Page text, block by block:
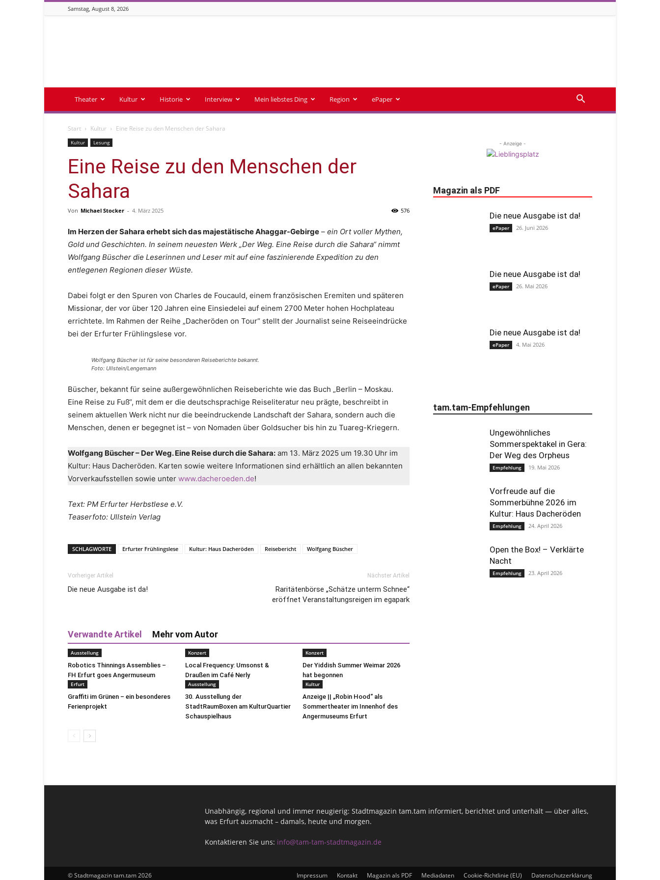
Samstag, August 8, 2026
Theater Kultur Historie Interview Mein liebstes Ding Region ePaper
Start Kultur Eine Reise zu den Menschen der Sahara
Kultur Lesung
Eine Reise zu den Menschen der
Sahara
Von Michael Stocker - 4. März 2025 576
Im Herzen der Sahara erhebt sich das majestätische Ahaggar-Gebirge – ein Ort voller Mythen,
Gold und Geschichten. In seinem neuesten Werk „Der Weg. Eine Reise durch die Sahara“ nimmt
Wolfgang Büscher die Leserinnen und Leser mit auf eine faszinierende Expedition zu den
entlegenen Regionen dieser Wüste.
Dabei folgt er den Spuren von Charles de Foucauld, einem französischen Eremiten und späteren
Missionar, der vor über 120 Jahren eine Einsiedelei auf einem 2700 Meter hohen Hochplateau
errichtete. Im Rahmen der Reihe „Dacheröden on Tour“ stellt der Journalist seine Reiseeindrücke
bei der Erfurter Frühlingslese vor.
Wolfgang Büscher ist für seine besonderen Reiseberichte bekannt.
Foto: Ullstein/Lengemann
Büscher, bekannt für seine außergewöhnlichen Reiseberichte wie das Buch „Berlin – Moskau.
Eine Reise zu Fuß“, mit dem er die deutschsprachige Reiseliteratur neu prägte, beschreibt in
seinem aktuellen Werk nicht nur die beeindruckende Landschaft der Sahara, sondern auch die
Menschen, denen er begegnet ist – von Nomaden über Goldsucher bis hin zu Tuareg-Kriegern.
Wolfgang Büscher – Der Weg. Eine Reise durch die Sahara: am 13. März 2025 um 19.30 Uhr im
Kultur: Haus Dacheröden. Karten sowie weitere Informationen sind erhältlich an allen bekannten
Vorverkaufsstellen sowie unter www.dacheroeden.de!
Text: PM Erfurter Herbstlese e.V.
Teaserfoto: Ullstein Verlag
SCHLAGWORTE Erfurter Frühlingslese Kultur: Haus Dacheröden Reisebericht Wolfgang Büscher
Vorheriger Artikel
Die neue Ausgabe ist da!
Nächster Artikel
Raritätenbörse „Schätze unterm Schnee“
eröffnet Veranstaltungsreigen im egapark
Verwandte Artikel Mehr vom Autor
Ausstellung
Robotics Thinnings Assemblies –
FH Erfurt goes Angermuseum
Konzert
Local Frequency: Umsonst &
Draußen im Café Nerly
Konzert
Der Yiddish Summer Weimar 2026
hat begonnen
Erfurt
Graffiti im Grünen – ein besonderes
Ferienprojekt
Ausstellung
30. Ausstellung der
StadtRaumBoxen am KulturQuartier
Schauspielhaus
Kultur
Anzeige || „Robin Hood“ als
Sommertheater im Innenhof des
Angermuseums Erfurt
- Anzeige -
Magazin als PDF
Die neue Ausgabe ist da!
ePaper 26. Juni 2026
Die neue Ausgabe ist da!
ePaper 26. Mai 2026
Die neue Ausgabe ist da!
ePaper 4. Mai 2026
tam.tam-Empfehlungen
Ungewöhnliches
Sommerspektakel in Gera:
Der Weg des Orpheus
Empfehlung 19. Mai 2026
Vorfreude auf die
Sommerbühne 2026 im
Kultur: Haus Dacheröden
Empfehlung 24. April 2026
Open the Box! – Verklärte
Nacht
Empfehlung 23. April 2026
Unabhängig, regional und immer neugierig: Stadtmagazin tam.tam informiert, berichtet und unterhält — über alles,
was Erfurt ausmacht – damals, heute und morgen.
Kontaktieren Sie uns: info@tam-tam-stadtmagazin.de
Impressum Kontakt Magazin als PDF Mediadaten Cookie-Richtlinie (EU) Datenschutzerklärung
© Stadtmagazin tam.tam 2026